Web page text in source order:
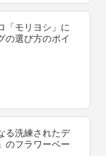
「モリヨシ」に
の選び方のポイ
る洗練されたデ
のフラワーベー